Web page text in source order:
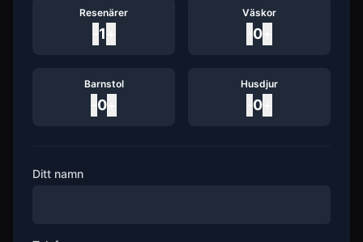
Resenärer
1
Väskor
0
Barnstol
0
Husdjur
0
Ditt namn